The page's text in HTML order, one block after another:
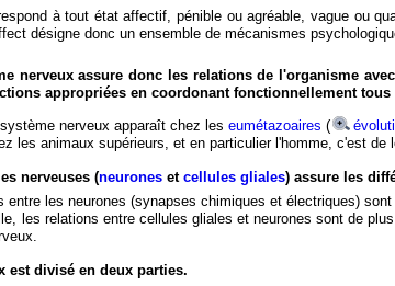
à tout état affectif, pénible ou agréable, vague ou
désigne donc un ensemble de mécanismes
nerveux assure donc les relations de l'organisme
appropriées en coordonant fonctionnellement tous
système nerveux apparaît chez leseumétazoaires (
les animaux supérieurs, et en particulier l'homme, c'est de
nerveuses (neurones etcellules gliales) assure les
entre les neurones (synapses chimiques et électriques)
les relations entre cellules gliales et neurones sont de
est divisé en deux parties.